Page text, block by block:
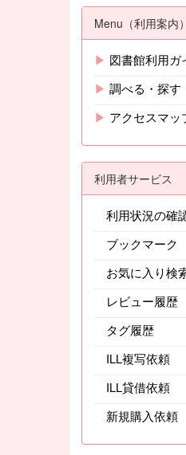
Menu（利用案内）
▶ 図書館利用ガ
▶ 調べる・探す
▶ アクセスマッ
利用者サービス
利用状況の確
ブックマーク
お気に入り検
レビュー履歴
タグ履歴
ILL複写依頼
ILL貸借依頼
新規購入依頼